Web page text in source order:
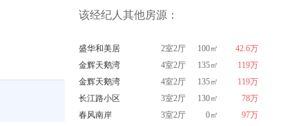
该经纪人其他房源：
盛华和美居 2室2厅 100㎡
42.6万
金辉天鹅湾
4室2厅 135㎡
119万
金辉天鹅湾
4室2厅 135㎡
119万
长江路小区
3室2厅 130㎡
78万
春风南岸
3室2厅 0㎡
97万